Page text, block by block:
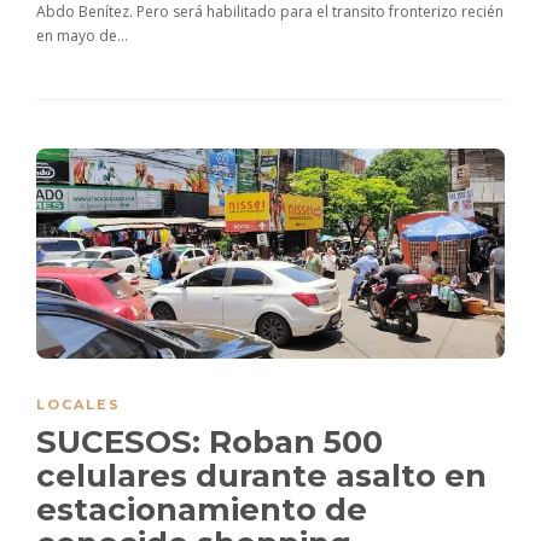
Abdo Benítez. Pero será habilitado para el transito fronterizo recién
en mayo de...
LOCALES
SUCESOS: Roban 500
celulares durante asalto en
estacionamiento de